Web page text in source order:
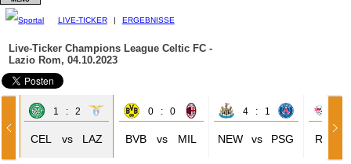
LIVE-TICKER | ERGEBNISSE
Live-Ticker Champions League Celtic FC -
Lazio Rom, 04.10.2023
1 : 2
CEL vs LAZ
0 : 0
BVB vs MIL
4 : 1
NEW vs PSG RBL